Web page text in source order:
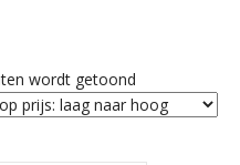
wordt getoond
op